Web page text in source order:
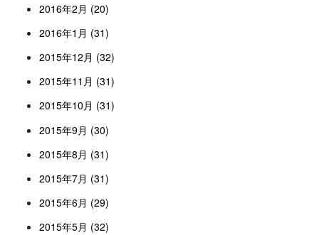
2016年2月 (20)
2016年1月 (31)
2015年12月 (32)
2015年11月 (31)
2015年10月 (31)
2015年9月 (30)
2015年8月 (31)
2015年7月 (31)
2015年6月 (29)
2015年5月 (32)